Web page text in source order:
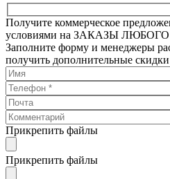
Получите коммерческое
условиями на ЗАКАЗЫ
Заполните форму и менеджеры
получить дополнительные
Прикрепить файлы
Прикрепить файлы